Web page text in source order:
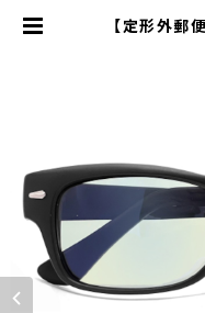
【定形外郵